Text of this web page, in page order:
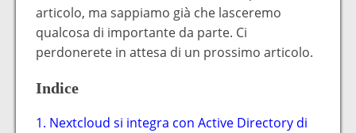
articolo, ma sappiamo già che lasceremo
qualcosa di importante da parte. Ci
perdonerete in attesa di un prossimo articolo.
Indice
1. Nextcloud si integra con Active Directory di